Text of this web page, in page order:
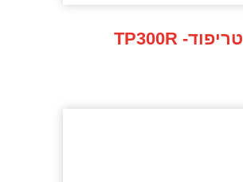
TP300R -טריפוד